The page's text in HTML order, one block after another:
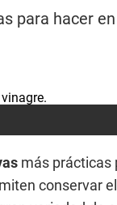
para hacer
más prácticas
conservar